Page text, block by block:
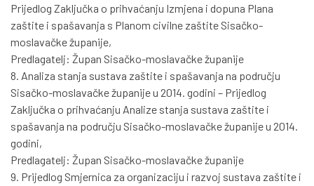
Prijedlog Zaključka o prihvaćanju Izmjena i dopuna Plana
zaštite i spašavanja s Planom civilne zaštite Sisačko-
moslavačke županije,
Predlagatelj: Župan Sisačko-moslavačke županije
8. Analiza stanja sustava zaštite i spašavanja na području
Sisačko-moslavačke županije u 2014. godini – Prijedlog
Zaključka o prihvaćanju Analize stanja sustava zaštite i
spašavanja na području Sisačko-moslavačke županije u 2014.
godini,
Predlagatelj: Župan Sisačko-moslavačke županije
9. Prijedlog Smjernica za organizaciju i razvoj sustava zaštite i